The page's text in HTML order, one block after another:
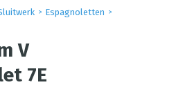
Espagnoletten
V
7E